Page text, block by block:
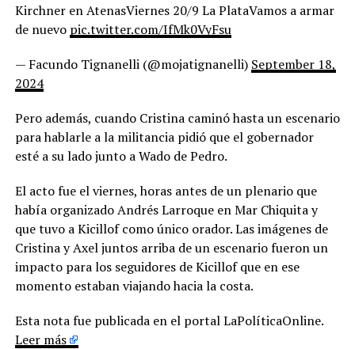
Kirchner en AtenasViernes 20/9 La PlataVamos a armar
de nuevo pic.twitter.com/IfMk0VyFsu
— Facundo Tignanelli (@mojatignanelli) September 18,
2024
Pero además, cuando Cristina caminó hasta un escenario
para hablarle a la militancia pidió que el gobernador
esté a su lado junto a Wado de Pedro.
El acto fue el viernes, horas antes de un plenario que
había organizado Andrés Larroque en Mar Chiquita y
que tuvo a Kicillof como único orador. Las imágenes de
Cristina y Axel juntos arriba de un escenario fueron un
impacto para los seguidores de Kicillof que en ese
momento estaban viajando hacia la costa.
Esta nota fue publicada en el portal LaPolíticaOnline.
Leer más